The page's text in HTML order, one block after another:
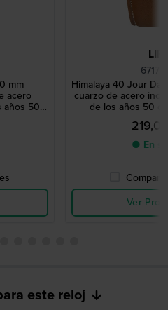
mm
acero
años 50
LIP
Himalaya 40 Jour
cuarzo de acero
de los años 50
● En
Ver
este reloj